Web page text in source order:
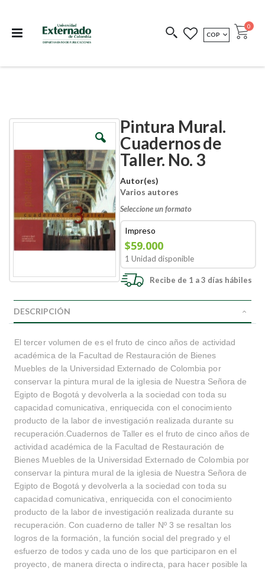
COEDICIONES REDIMIR CÓDIGO
MONEDA
COP Cart
0
Pintura Mural.
Cuadernos de
Taller. No. 3
Autor(es)
Varios autores
Seleccione un formato
Impreso
$59.000
1 Unidad disponible
Recibe de 1 a 3 días hábiles
Skip
Skip
DESCRIPCIÓN
El tercer volumen de es el fruto de cinco años de actividad
académica de la Facultad de Restauración de Bienes
Muebles de la Universidad Externado de Colombia por
conservar la pintura mural de la iglesia de Nuestra Señora de
Egipto de Bogotá y devolverla a la sociedad con toda su
capacidad comunicativa, enriquecida con el conocimiento
producto de la labor de investigación realizada durante su
recuperación.Cuadernos de Taller es el fruto de cinco años de
actividad académica de la Facultad de Restauración de
Bienes Muebles de la Universidad Externado de Colombia por
conservar la pintura mural de la iglesia de Nuestra Señora de
Egipto de Bogotá y devolverla a la sociedad con toda su
capacidad comunicativa, enriquecida con el conocimiento
producto de la labor de investigación realizada durante su
recuperación. Con cuaderno de taller Nº 3 se resaltan los
logros de la formación, la función social del pregrado y el
esfuerzo de todos y cada uno de los que participaron en el
proyecto, de manera directa o indirecta, para hacer posible la